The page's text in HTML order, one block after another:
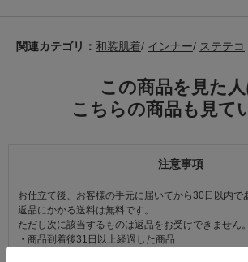
関連カテゴリ： 和装肌着/ インナー/ ステテコ
この商品を見た
こちらの商品も見て
注意事項
お仕立て後、お客様の手元に届いてから30日以内で
返品にかかる送料は無料です。
ただし次に該当するものは返品をお受けできません。
・商品到着後31日以上経過した商品